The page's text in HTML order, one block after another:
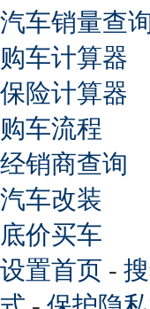
汽车销量查
购车计算器
保险计算器
购车流程
经销商查询
汽车改装
底价买车
设置首页 -